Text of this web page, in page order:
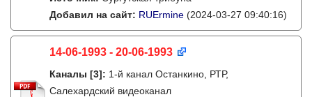
Добавил на сайт: RUErmine (2024-03-27 09:40:16)
14-06-1993 - 20-06-1993
Каналы [3]: 1-й канал Останкино, РТР,
Салехардский видеоканал